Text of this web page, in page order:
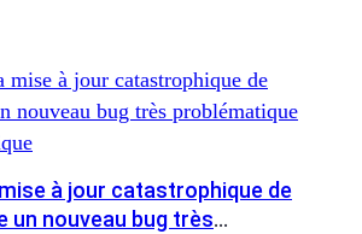
à jour catastrophique de
nouveau bug très